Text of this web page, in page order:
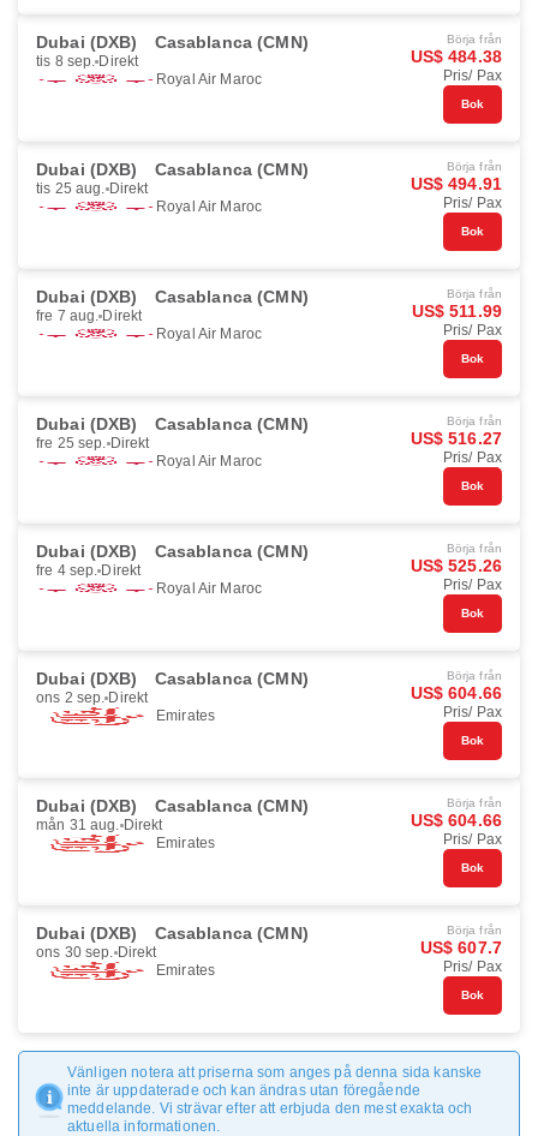
Dubai (DXB) Casablanca (CMN)
tis 8 sep. Direkt
Royal Air Maroc
Börja från
US$ 484.38
Pris/ Pax
Bok
Dubai (DXB) Casablanca (CMN)
tis 25 aug. Direkt
Royal Air Maroc
Börja från
US$ 494.91
Pris/ Pax
Bok
Dubai (DXB) Casablanca (CMN)
fre 7 aug. Direkt
Royal Air Maroc
Börja från
US$ 511.99
Pris/ Pax
Bok
Dubai (DXB) Casablanca (CMN)
fre 25 sep. Direkt
Royal Air Maroc
Börja från
US$ 516.27
Pris/ Pax
Bok
Dubai (DXB) Casablanca (CMN)
fre 4 sep. Direkt
Royal Air Maroc
Börja från
US$ 525.26
Pris/ Pax
Bok
Dubai (DXB) Casablanca (CMN)
ons 2 sep. Direkt
Emirates
Börja från
US$ 604.66
Pris/ Pax
Bok
Dubai (DXB) Casablanca (CMN)
mån 31 aug. Direkt
Emirates
Börja från
US$ 604.66
Pris/ Pax
Bok
Dubai (DXB) Casablanca (CMN)
ons 30 sep. Direkt
Emirates
Börja från
US$ 607.7
Pris/ Pax
Bok
Vänligen notera att priserna som anges på denna sida kanske
inte är uppdaterade och kan ändras utan föregående
meddelande. Vi strävar efter att erbjuda den mest exakta och
aktuella informationen.